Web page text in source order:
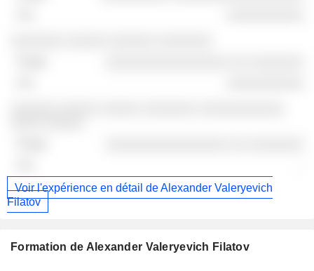
Voir l'expérience en détail de Alexander Valeryevich
Filatov
Formation de Alexander Valeryevich Filatov